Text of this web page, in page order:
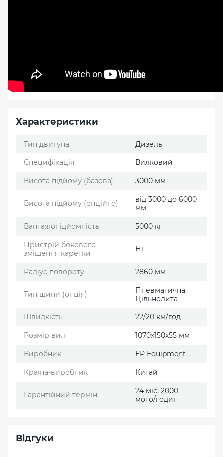
Характеристики
Тип двигуна Дизель
Специфікація Вилковий
Висота підйому (базова) 3000 мм
Висота підйому (опційно)
від 3000 до 6000
мм
Вантажопідйомність 5000 кг
Пристрій бокового
зміщення каретки
Ні
Радіус повороту 2860 мм
Тип шини (опція)
Пневматична,
Цільнолита
Швидкість 22/20 км/год
Розмір вил 1070х150х55 мм
Виробник EP Еquipment
Країна-виробник Китай
Гарантійний термін
24 міс, 2000
мото/годин
Відгуки